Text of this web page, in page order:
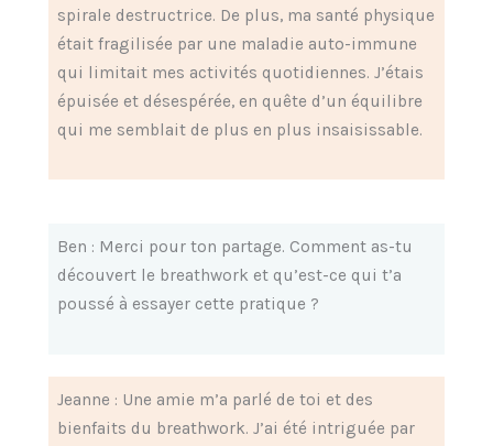
spirale destructrice. De plus, ma santé physique
était fragilisée par une maladie auto-immune
qui limitait mes activités quotidiennes. J’étais
épuisée et désespérée, en quête d’un équilibre
qui me semblait de plus en plus insaisissable.
Ben : Merci pour ton partage. Comment as-tu
découvert le breathwork et qu’est-ce qui t’a
poussé à essayer cette pratique ?
Jeanne : Une amie m’a parlé de toi et des
bienfaits du breathwork. J’ai été intriguée par